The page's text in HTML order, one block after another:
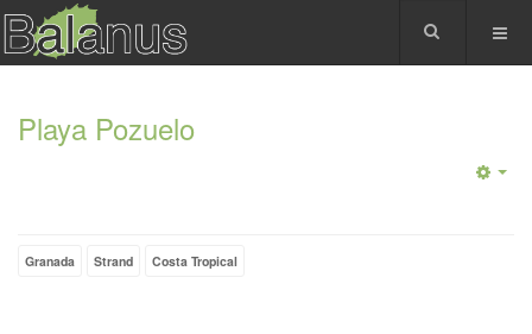
Playa Pozuelo
Granada Strand Costa Tropical